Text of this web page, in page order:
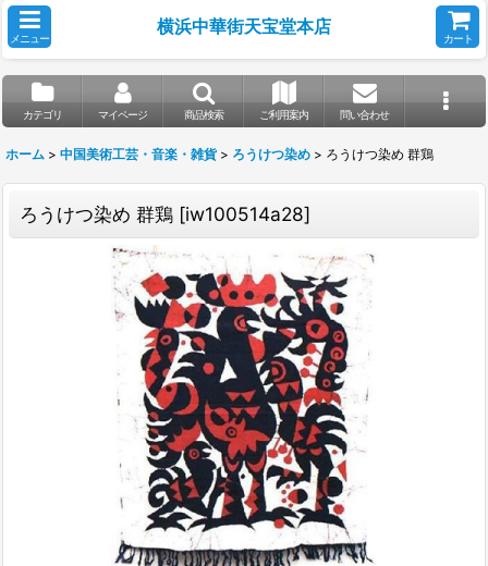
メニュー
横浜中華街天宝堂本店
カート
カテゴリ マイページ 商品検索 ご利用案内 問い合わせ
ホーム > 中国美術工芸・音楽・雑貨 > ろうけつ染め > ろうけつ染め 群鶏
ろうけつ染め 群鶏 [iw100514a28]